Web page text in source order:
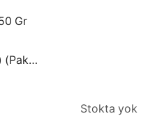
Stokta yok
Gr
Sarmaşık Otu (Tilkişen Otu) (Paket)